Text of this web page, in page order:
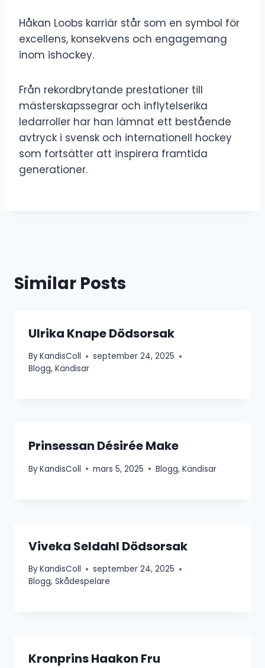
Håkan Loobs karriär står som en symbol för
excellens, konsekvens och engagemang
inom ishockey.
Från rekordbrytande prestationer till
mästerskapssegrar och inflytelserika
ledarroller har han lämnat ett bestående
avtryck i svensk och internationell hockey
som fortsätter att inspirera framtida
generationer.
Similar Posts
Ulrika Knape Dödsorsak
ByKandisColl
september 24, 2025
Blogg, Kändisar
Prinsessan Désirée Make
ByKandisColl mars 5, 2025 Blogg,Kändisar
Viveka Seldahl Dödsorsak
ByKandisColl
september 24, 2025
Blogg, Skådespelare
Kronprins Haakon Fru